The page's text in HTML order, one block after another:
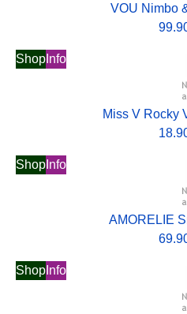
VOU Nimbo
Shop Info
Miss V Rocky
Shop Info
AMORELIE
Shop Info